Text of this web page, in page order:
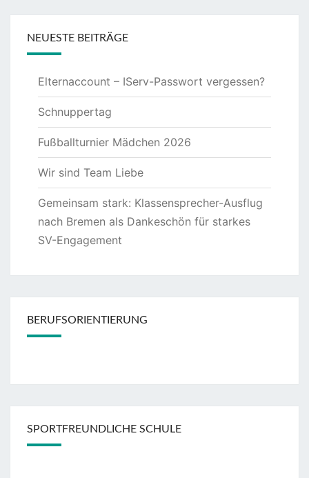
NEUESTE BEITRÄGE
Elternaccount – IServ-Passwort vergessen?
Schnuppertag
Fußballturnier Mädchen 2026
Wir sind Team Liebe
Gemeinsam stark: Klassensprecher-Ausflug
nach Bremen als Dankeschön für starkes
SV-Engagement
BERUFSORIENTIERUNG
SPORTFREUNDLICHE SCHULE